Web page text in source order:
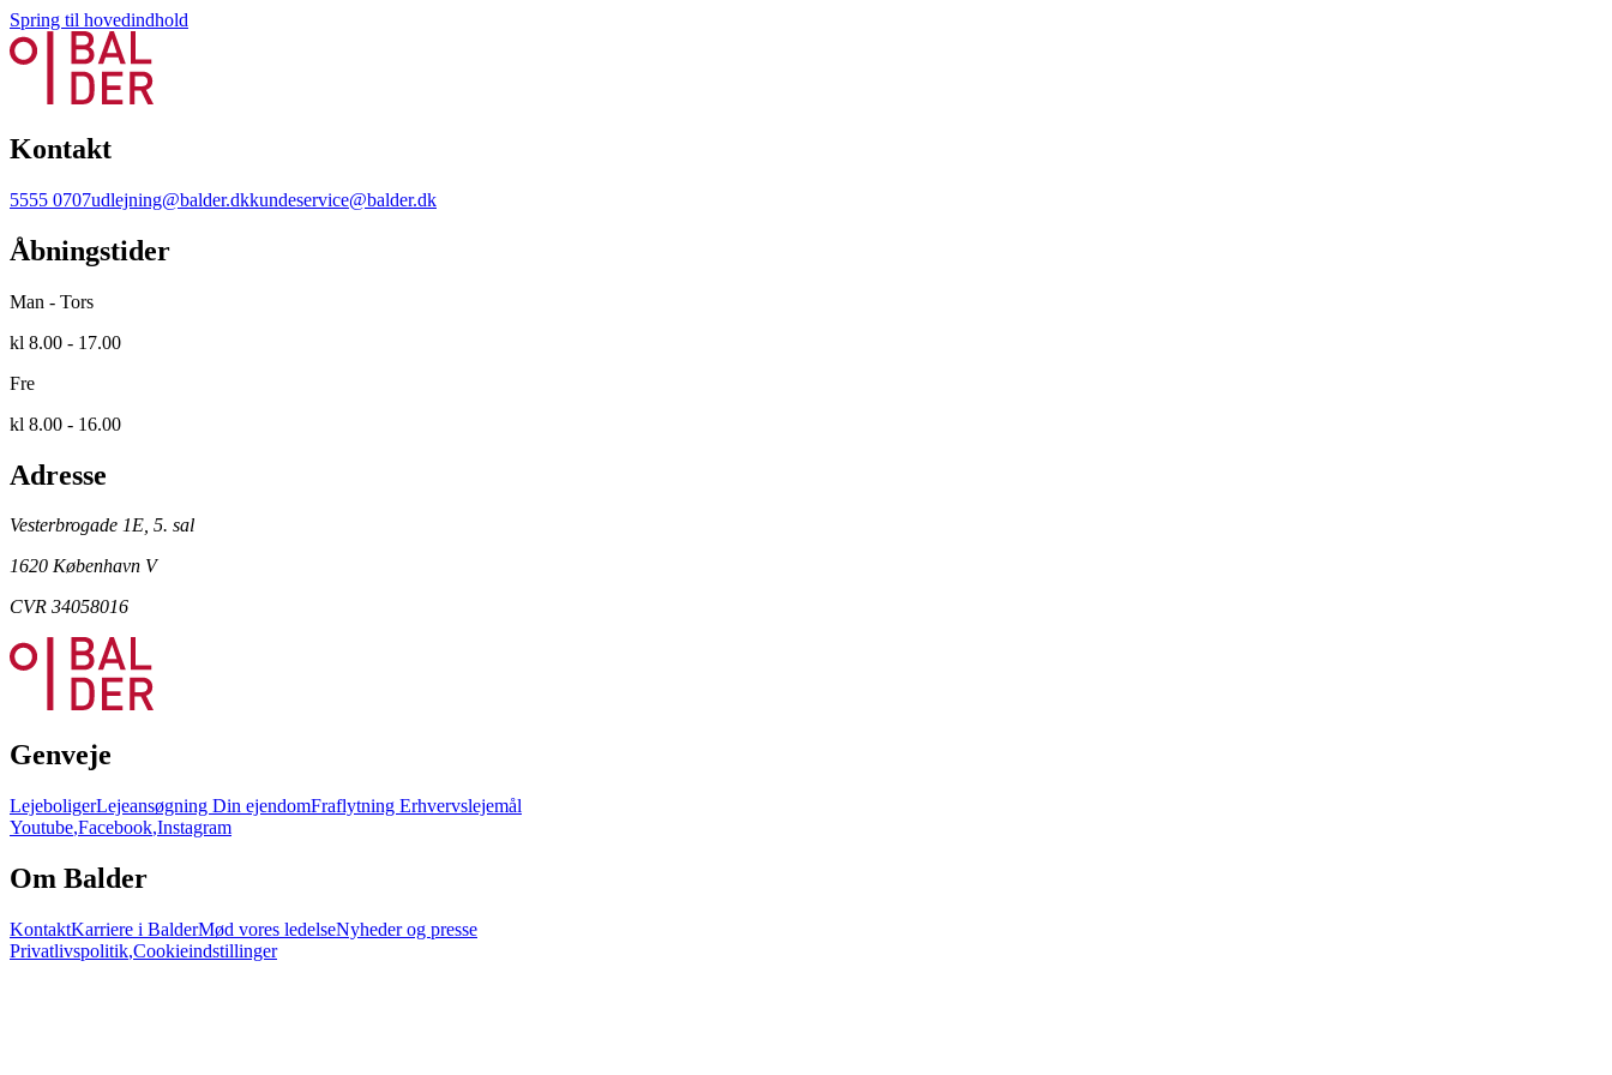
Spring til hovedindhold
Kontakt
5555 0707udlejning@balder.dkkundeservice@balder.dk
Åbningstider
Man - Tors
kl 8.00 - 17.00
Fre
kl 8.00 - 16.00
Adresse
Vesterbrogade 1E, 5. sal
1620 København V
CVR 34058016
Genveje
LejeboligerLejeansøgning Din ejendomFraflytning Erhvervslejemål
Youtube,Facebook,Instagram
Om Balder
KontaktKarriere i BalderMød vores ledelseNyheder og presse
Privatlivspolitik,Cookieindstillinger